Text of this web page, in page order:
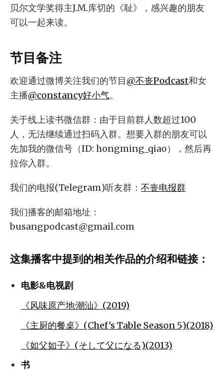
贝尔文学奖得主J.M.库切的《耻》，感兴趣的朋友
可以一起来读。
节目备注
欢迎通过微博关注我们的节目@不丧Podcast和女
主播@constancy好小气。
关于线上读书微信群：由于目前群人数超过100
人，无法继续通过扫码入群。想要入群的朋友可以
先加我的微信号（ID: hongming_qiao），然后再
拉你入群。
我们的电报(Telegram)听友群： 不丧电报群
我们播客的邮箱地址：
busangpodcast@gmail.com
这集播客中提到的相关作品的介绍和链接：
电影&电视剧
《风味原产地·潮汕》(2019)
《主厨的餐桌》(Chef's Table Season 5)(2018)
《如父如子》(そして父になる)(2013)
书